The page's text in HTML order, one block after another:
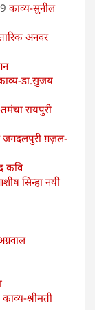
काव्य-सुनील
अनवर
डा.सुजय
रायपुरी
ग़ज़ल-
कवि
सिन्हा नयी
काव्य-श्रीमती